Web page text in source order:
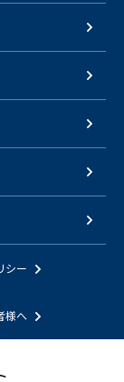
シー
様へ